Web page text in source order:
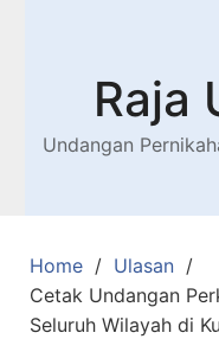
Raja
Undangan
Home
Ulasan
Cetak Undangan
Seluruh Wilayah di